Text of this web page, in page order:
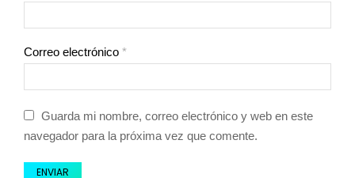
Correo electrónico *
Guarda mi nombre, correo electrónico y web en este
navegador para la próxima vez que comente.